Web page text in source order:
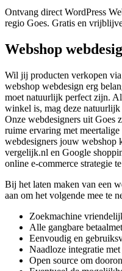
Ontvang direct WordPress
regio Goes. Gratis en
Webshop
Wil jij producten verkopen
webshop webdesign erg
moet natuurlijk perfect zijn.
winkel is, mag deze
Onze webdesigners uit Goes
ruime ervaring met
webdesigners jouw webshop
vergelijk.nl en Google
online e-commerce strategie
Bij het laten maken van een
aan om het volgende mee te
Zoekmachine
Alle gangbare
Eenvoudig en
Naadloze integratie
Open source om